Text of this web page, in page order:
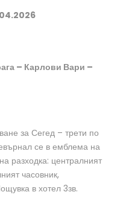
– Карлови Вари –
за Сегед – трети по
се в емблема на
разходка: централният
часовник,
в хотел 3зв.